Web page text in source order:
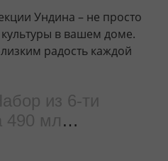
Ундина – не просто
в вашем доме.
радость каждой
из 6-ти
490 мл